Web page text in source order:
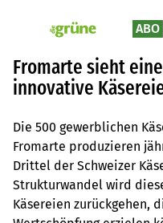
pv_die-grune-online ABO
Fromarte sieht
innovative
Die 500 gewerblichen
Fromarte produzieren
Drittel der Schweizer
Strukturwandel wird
Käsereien zurückgehen,